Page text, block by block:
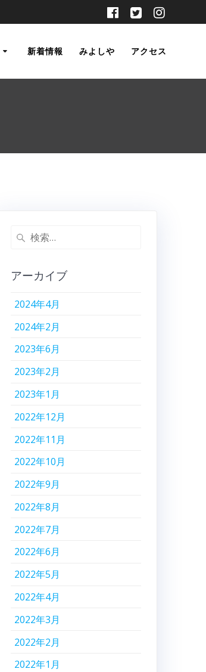
新着情報 みよしや アクセス
検
アーカイブ
2024年4月
2024年2月
2023年6月
2023年2月
2023年1月
2022年12月
2022年11月
2022年10月
2022年9月
2022年8月
2022年7月
2022年6月
2022年5月
2022年4月
2022年3月
2022年2月
2022年1月